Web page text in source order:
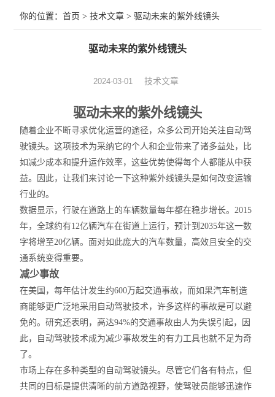
光学成像
你的位置：首页 >技术文章 > 驱动未来的紫外线镜头
驱动未来的紫外线镜头
2024-03-01 技术文章
驱动未来的紫外线镜头
随着企业不断寻求优化运营的途径，众多公司开始关注自动驾
驶镜头。这项技术为采纳它的个人和企业带来了诸多益处，比
如减少成本和提升运作效率，这些优势使得每个人都能从中获
益。因此，让我们来讨论一下这种紫外线镜头是如何改变运输
行业的。
数据显示，行驶在道路上的车辆数量每年都在稳步增长。2015
年，全球约有12亿辆汽车在街道上运行，预计到2035年这一数
字将增至20亿辆。面对如此庞大的汽车数量，高效且安全的交
通系统变得重要。
减少事故
在美国，每年估计发生约600万起交通事故，而如果汽车制造
商能够更广泛地采用自动驾驶技术，许多这样的事故是可以避
免的。研究还表明，高达94%的交通事故由人为失误引起，因
此，自动驾驶技术成为减少事故发生的有力工具也就不足为奇
了。
市场上存在多种类型的自动驾驶镜头。尽管它们各有特点，但
共同的目标是提供清晰的前方道路视野，使驾驶员能够迅速作